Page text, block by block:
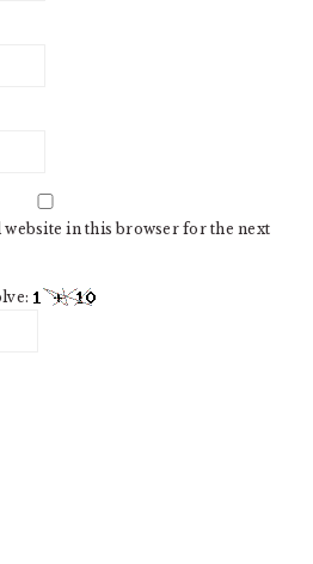
website in this browser for the next